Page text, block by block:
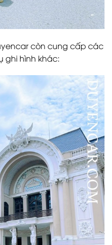
còn cung cấp các
ghi hình khác: